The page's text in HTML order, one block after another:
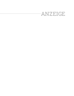
ANZEIGE